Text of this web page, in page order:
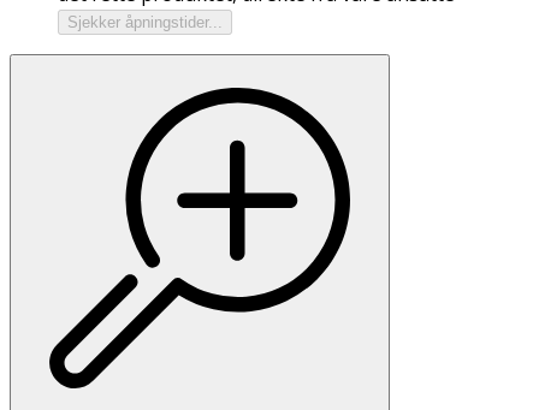
Sjekker åpningstider...